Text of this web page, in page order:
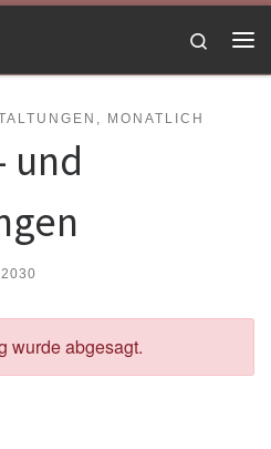
Search
MONATLICH
und
wurde abgesagt.